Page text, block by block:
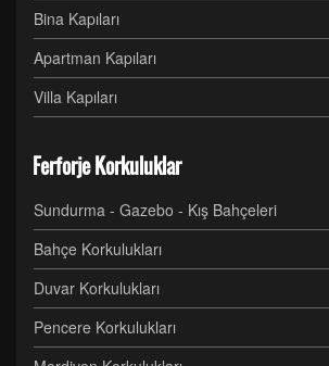
Bina Kapıları
Apartman Kapıları
Villa Kapıları
Ferforje Korkuluklar
Sundurma - Gazebo - Kış Bahçeleri
Bahçe Korkulukları
Duvar Korkulukları
Pencere Korkulukları